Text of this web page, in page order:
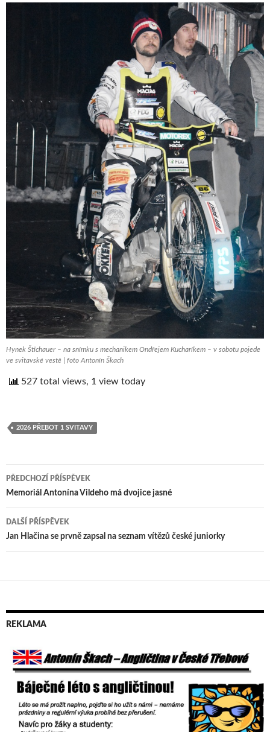
Hynek Štichauer – na snímku s mechanikem Ondřejem Kucharíkem – v sobotu pojede
ve svitavské vestě | foto Antonín Škach
527 total views, 1 view today
2026 PŘEBOT 1 SVITAVY
Navigace
pro
příspěvek
PŘEDCHOZÍ PŘÍSPĚVEK
Memoriál Antonína Vildeho má dvojice jasné
DALŠÍ PŘÍSPĚVEK
Jan Hlačina se prvně zapsal na seznam vítězů české juniorky
REKLAMA